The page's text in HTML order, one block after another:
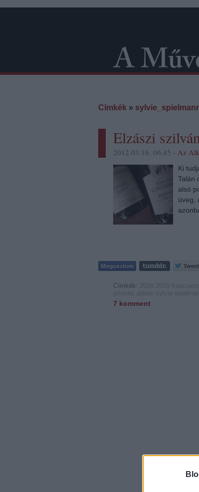
Címkék »
Elzászi
2012.03.16. 06:45 - Az
Ki
Talán
alsó
üveg,
Címkék:
7 komment